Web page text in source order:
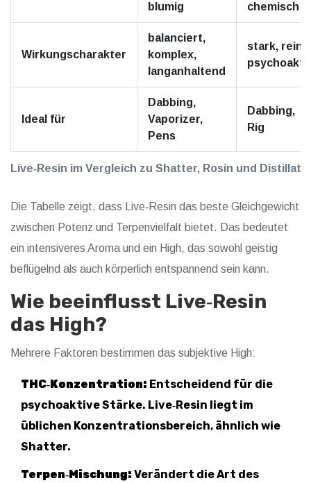
Live‑Resin im Vergleich zu Shatter, Rosin und Distillat
blumig
chemisch
Wirkungscharakter
balanciert,
komplex,
langanhaltend
stark, rein
Ideal für
Dabbing,
Vaporizer,
Pens
Dabbing,
Rig
Die Tabelle zeigt, dass Live‑Resin das beste Gleichgewicht
zwischen Potenz und Terpenvielfalt bietet. Das bedeutet
ein intensiveres Aroma und ein High, das sowohl geistig
beflügelnd als auch körperlich entspannend sein kann.
Wie beeinflusst Live‑Resin
das High?
Mehrere Faktoren bestimmen das subjektive High:
THC‑Konzentration: Entscheidend für die
psychoaktive Stärke. Live‑Resin liegt im
üblichen Konzentrationsbereich, ähnlich wie
Shatter.
Terpen‑Mischung: Verändert die Art des